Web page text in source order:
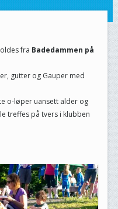
fra Badedammen på
gutter og Gauper med
o-løper uansett alder og
treffes på tvers i klubben